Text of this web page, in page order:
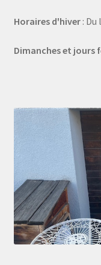
Horaires d'hiver: Du
Dimanches et jours